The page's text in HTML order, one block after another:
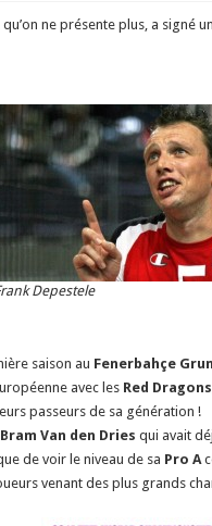
qu’on ne présente plus, a signé
Depestele
saison au Fenerbahçe
avec les Red Dragons
passeurs de sa génération !
Bram Van den Dries qui avait
de voir le niveau de sa Pro A
venant des plus grands